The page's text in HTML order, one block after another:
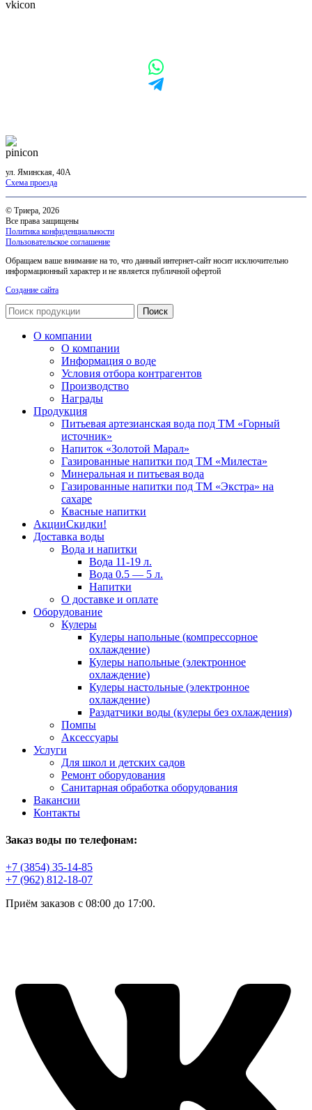
ул. Яминская, 40А
Схема проезда
© Триера, 2026
Все права защищены
Политика конфиденциальности
Пользовательское соглашение
Обращаем ваше внимание на то, что данный интернет-сайт носит исключительно
информационный характер и не является публичной офертой
Создание сайта
Поиск
О компании
О компании
Информация о воде
Условия отбора контрагентов
Производство
Награды
Продукция
Питьевая артезианская вода под ТМ «Горный
источник»
Напиток «Золотой Марал»
Газированные напитки под ТМ «Милеста»
Минеральная и питьевая вода
Газированные напитки под ТМ «Экстра» на
сахаре
Квасные напитки
АкцииСкидки!
Доставка воды
Вода и напитки
Вода 11-19 л.
Вода 0.5 — 5 л.
Напитки
О доставке и оплате
Оборудование
Кулеры
Кулеры напольные (компрессорное
охлаждение)
Кулеры напольные (электронное
охлаждение)
Кулеры настольные (электронное
охлаждение)
Раздатчики воды (кулеры без охлаждения)
Помпы
Аксессуары
Услуги
Для школ и детских садов
Ремонт оборудования
Санитарная обработка оборудования
Вакансии
Контакты
Заказ воды по телефонам:
+7 (3854) 35-14-85
+7 (962) 812-18-07
Приём заказов с 08:00 до 17:00.